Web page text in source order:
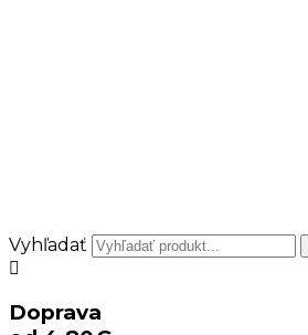
Vyhľadať
Doprava